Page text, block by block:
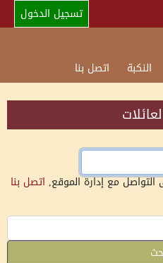
تسجيل الدخول
النكبة اتصل بنا
مع إدارة الموقع, اتصل بنا